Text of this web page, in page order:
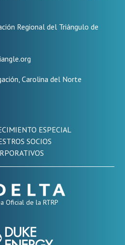
Regional del Triángulo de
Carolina del Norte
ESPECIAL
SOCIOS
Oficial de la RTRP